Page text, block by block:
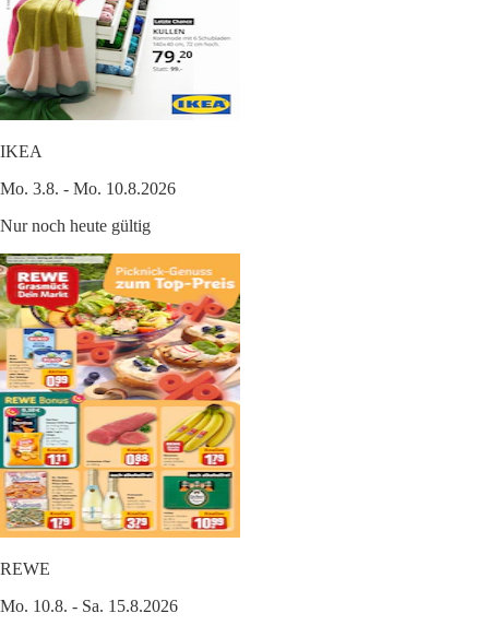
IKEA
Mo. 3.8. - Mo. 10.8.2026
Nur noch heute gültig
REWE
Mo. 10.8. - Sa. 15.8.2026